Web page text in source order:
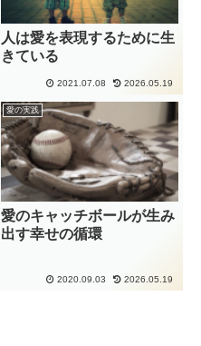
人は愛を表現するために生
きている
2021.07.08 2026.05.19
愛の実践
愛のキャッチボールが生み
出す幸せの循環
2020.09.03 2026.05.19